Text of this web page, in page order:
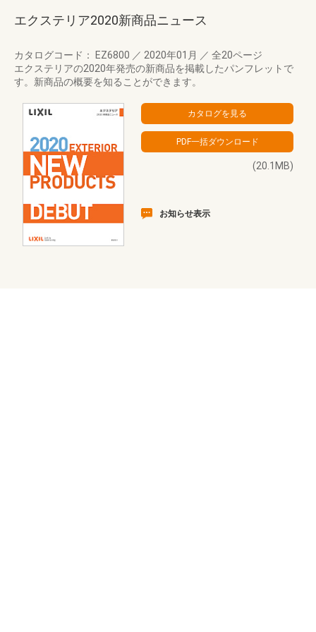
エクステリア2020新商品ニュース
カタログコード： EZ6800 ／ 2020年01月 ／ 全20ページ
エクステリアの2020年発売の新商品を掲載したパンフレットで
す。新商品の概要を知ることができます。
(20.1MB)
お知らせ表示